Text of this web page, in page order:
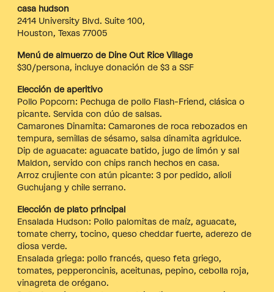
casa hudson
2414 University Blvd. Suite 100,
Houston, Texas 77005
Menú de almuerzo de Dine Out Rice Village
$30/persona, incluye donación de $3 a SSF
Elección de aperitivo
Pollo Popcorn: Pechuga de pollo Flash-Friend, clásica o
picante. Servida con dúo de salsas.
Camarones Dinamita: Camarones de roca rebozados en
tempura, semillas de sésamo, salsa dinamita agridulce.
Dip de aguacate: aguacate batido, jugo de limón y sal
Maldon, servido con chips ranch hechos en casa.
Arroz crujiente con atún picante: 3 por pedido, alioli
Guchujang y chile serrano.
Elección de plato principal
Ensalada Hudson: Pollo palomitas de maíz, aguacate,
tomate cherry, tocino, queso cheddar fuerte, aderezo de
diosa verde.
Ensalada griega: pollo francés, queso feta griego,
tomates, pepperoncinis, aceitunas, pepino, cebolla roja,
vinagreta de orégano.